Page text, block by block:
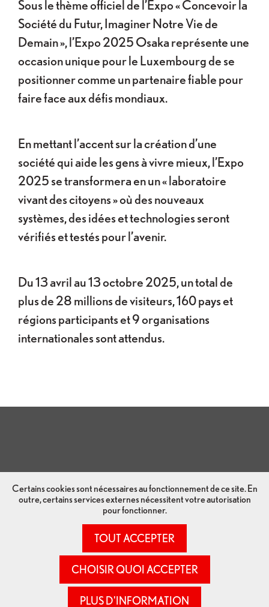
Sous le thème officiel de l’Expo « Concevoir la
Société du Futur, Imaginer Notre Vie de
Demain », l’Expo 2025 Osaka représente une
occasion unique pour le Luxembourg de se
positionner comme un partenaire fiable pour
faire face aux défis mondiaux.
En mettant l’accent sur la création d’une
société qui aide les gens à vivre mieux, l’Expo
2025 se transformera en un « laboratoire
vivant des citoyens » où des nouveaux
systèmes, des idées et technologies seront
vérifiés et testés pour l’avenir.
Du 13 avril au 13 octobre 2025, un total de
plus de 28 millions de visiteurs, 160 pays et
régions participants et 9 organisations
internationales sont attendus.
Certains cookies sont nécessaires au fonctionnement de ce site. En
outre, certains services externes nécessitent votre autorisation
pour fonctionner.
TOUT ACCEPTER
CHOISIR QUOI ACCEPTER
PLUS D'INFORMATION